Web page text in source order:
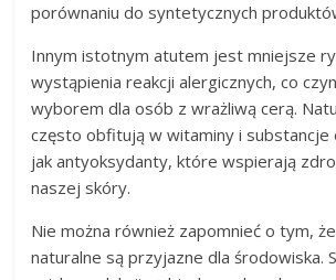
porównaniu do syntetycznych
Innym istotnym atutem jest mniejsze
wystąpienia reakcji alergicznych, co
wyborem dla osób z wrażliwą cerą.
często obfitują w witaminy i substancje
jak antyoksydanty, które wspierają
naszej skóry.
Nie można również zapomnieć o tym,
naturalne są przyjazne dla środowiska.